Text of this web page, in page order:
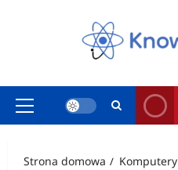
Menu
Strona domowa
Komputery